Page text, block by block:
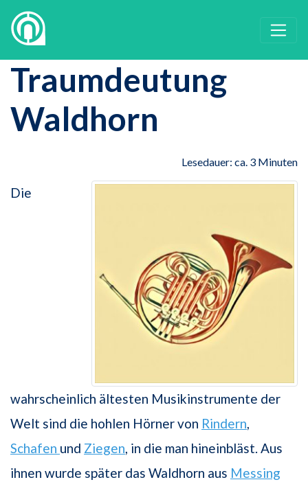
Traumdeutung
Waldhorn
Lesedauer: ca. 3 Minuten
Die
wahrscheinlich ältesten Musikinstrumente der
Welt sind die hohlen Hörner von Rindern,
Schafen und Ziegen, in die man hineinbläst. Aus
ihnen wurde später das Waldhorn aus Messing